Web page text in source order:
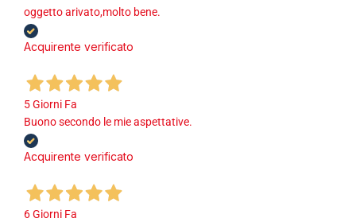
oggetto arivato,molto bene.
Acquirente verificato
5 Giorni Fa
Buono secondo le mie aspettative.
Acquirente verificato
6 Giorni Fa